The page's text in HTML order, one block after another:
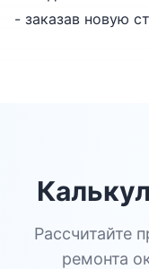
- заказав новую
Рассчитайте
ремонта